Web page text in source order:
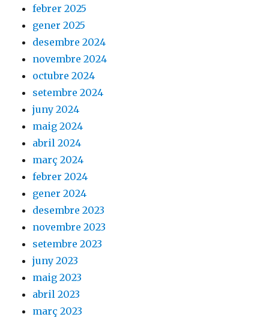
febrer 2025
gener 2025
desembre 2024
novembre 2024
octubre 2024
setembre 2024
juny 2024
maig 2024
abril 2024
març 2024
febrer 2024
gener 2024
desembre 2023
novembre 2023
setembre 2023
juny 2023
maig 2023
abril 2023
març 2023